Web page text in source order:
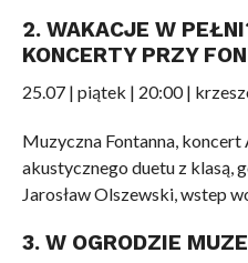
2. WAKACJE W
KONCERTY PRZY
25.07 | piątek | 20:00 |
Muzyczna Fontanna,
akustycznego duetu z klasą,
Jarosław Olszewski, wstep
3. W OGRODZIE